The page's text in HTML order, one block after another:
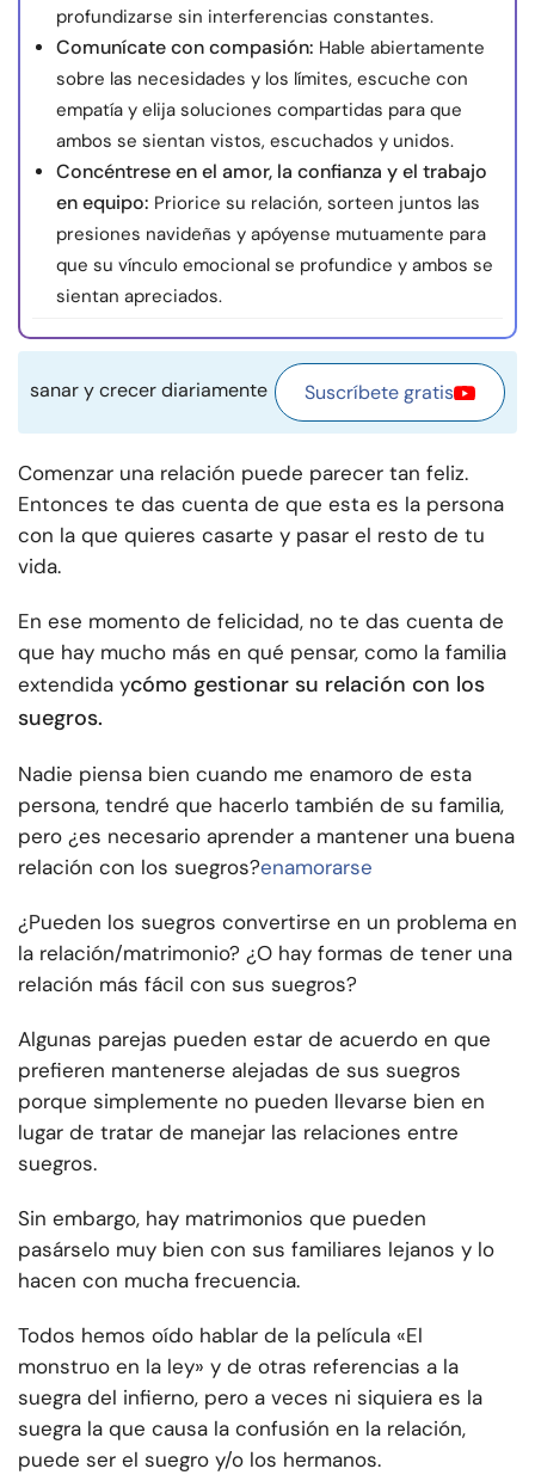
Idioma ES
Sobre nosotros Contáctanos Escríbenos
Publicidad con
nosotros
© Copyright 2026. Todos los derechos reservados.
profundizarse sin interferencias constantes.
Comunícate con compasión: Hable abiertamente
sobre las necesidades y los límites, escuche con
empatía y elija soluciones compartidas para que
ambos se sientan vistos, escuchados y unidos.
Concéntrese en el amor, la confianza y el trabajo
en equipo: Priorice su relación, sorteen juntos las
presiones navideñas y apóyense mutuamente para
que su vínculo emocional se profundice y ambos se
sientan apreciados.
sanar y crecer diariamente Suscríbete gratis
Comenzar una relación puede parecer tan feliz.
Entonces te das cuenta de que esta es la persona
con la que quieres casarte y pasar el resto de tu
vida.
En ese momento de felicidad, no te das cuenta de
que hay mucho más en qué pensar, como la familia
extendida ycómo gestionar su relación con los
suegros.
Nadie piensa bien cuando me enamoro de esta
persona, tendré que hacerlo también de su familia,
pero ¿es necesario aprender a mantener una buena
relación con los suegros?enamorarse
¿Pueden los suegros convertirse en un problema en
la relación/matrimonio? ¿O hay formas de tener una
relación más fácil con sus suegros?
Algunas parejas pueden estar de acuerdo en que
prefieren mantenerse alejadas de sus suegros
porque simplemente no pueden llevarse bien en
lugar de tratar de manejar las relaciones entre
suegros.
Sin embargo, hay matrimonios que pueden
pasárselo muy bien con sus familiares lejanos y lo
hacen con mucha frecuencia.
Todos hemos oído hablar de la película «El
monstruo en la ley» y de otras referencias a la
suegra del infierno, pero a veces ni siquiera es la
suegra la que causa la confusión en la relación,
puede ser el suegro y/o los hermanos.